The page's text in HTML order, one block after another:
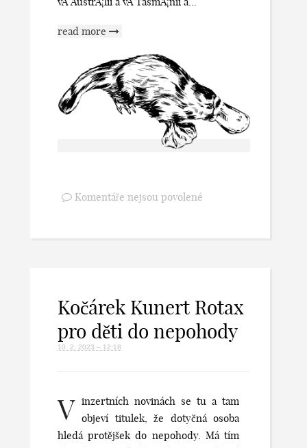
read more
Komentáře nejsou povolené
Kočárek Kunert Rotax
pro děti do nepohody
10. 2. 2023 – 12:18
V inzertních novinách se tu a tam
objeví titulek, že dotyčná osoba
hledá protějšek do nepohody. Má tím